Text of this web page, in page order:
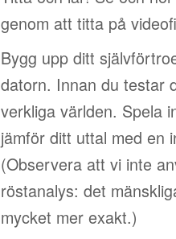
genom att titta på
Bygg upp ditt
datorn. Innan du testar
verkliga världen. Spela
jämför ditt uttal med en
(Observera att vi inte
röstanalys: det
mycket mer exakt.)